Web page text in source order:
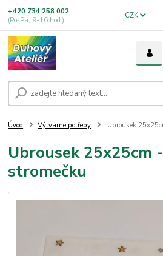
CZK
+420 734 258 002
(Po-Pá, 9-16 hod.)
Úvod Výtvarné potřeby Ubrousek
Ubrousek 25x25cm
stromečku